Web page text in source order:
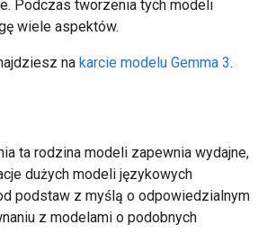
Podczas tworzenia tych modeli
wiele aspektów.
na karcie modelu Gemma 3.
ta rodzina modeli zapewnia wydajne,
dużych modeli językowych
podstaw z myślą o odpowiedzialnym
z modelami o podobnych